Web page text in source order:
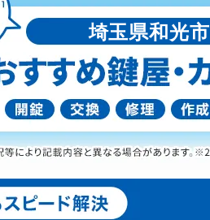
埼玉県和光市